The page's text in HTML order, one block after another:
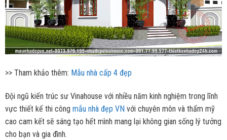
>> Tham khảo thêm: Mẫu nhà cấp 4 đẹp
Đội ngũ kiến trúc sư Vinahouse với nhiều năm kinh nghiệm trong lĩnh
vực thiết kế thi công mẫu nhà đẹp VN với chuyên môn và thẩm mỹ
cao cam kết sẽ sáng tạo hết mình mang lại không gian sống lý tưởng
cho bạn và gia đình.